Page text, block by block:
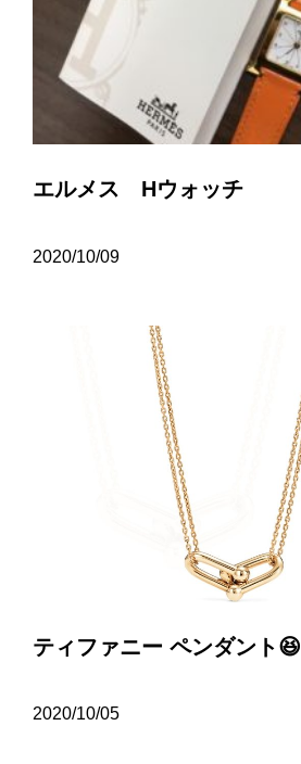
エルメス Hウォッチ
2020/10/09
ティファニー ペンダント😆
2020/10/05